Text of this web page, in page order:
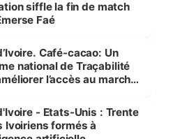
siffle la fin de match
Faé
Café-cacao: Un
national de Traçabilité
l’accès au marché
- Etats-Unis : Trente
Ivoiriens formés à